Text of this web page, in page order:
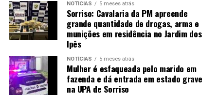
NOTÍCIAS 5 meses atrás
Sorriso: Cavalaria da PM apreende
grande quantidade de drogas, arma e
munições em residência no Jardim dos
Ipês
NOTÍCIAS 5 meses atrás
Mulher é esfaqueada pelo marido em
fazenda e dá entrada em estado grave
na UPA de Sorriso